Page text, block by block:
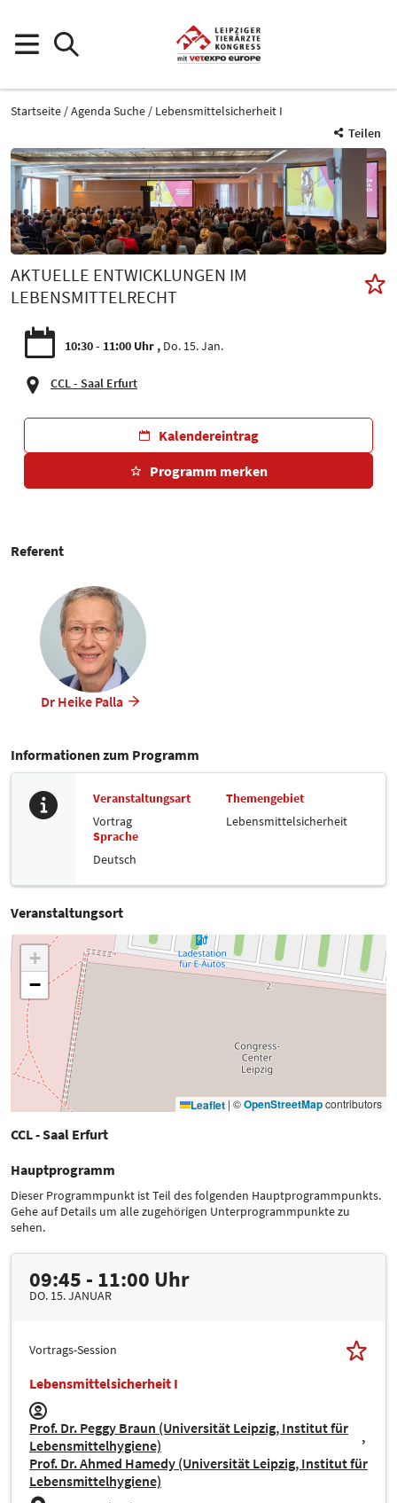
Startseite Agenda Suche
Lebensmittelsicherheit I
Teilen
AKTUELLE ENTWICKLUNGEN IM
LEBENSMITTELRECHT
10:30 - 11:00 Uhr Do. 15. Jan.
CCL - Saal Erfurt
Kalendereintrag
Programm merken
Referent
Dr Heike Palla
Informationen zum Programm
Veranstaltungsart
Vortrag
Themengebiet
Lebensmittelsicherheit
Sprache
Deutsch
Veranstaltungsort
+
−
Leaflet | ©OpenStreetMapcontributors
CCL - Saal Erfurt
Hauptprogramm
Dieser Programmpunkt ist Teil des folgenden Hauptprogrammpunkts.
Gehe auf Details um alle zugehörigen Unterprogrammpunkte zu
sehen.
09:45 - 11:00 Uhr
DO. 15. JANUAR
Vortrags-Session
Lebensmittelsicherheit I
Prof. Dr. Peggy Braun (Universität Leipzig, Institut für
Lebensmittelhygiene)
Prof. Dr. Ahmed Hamedy (Universität Leipzig, Institut für
Lebensmittelhygiene)